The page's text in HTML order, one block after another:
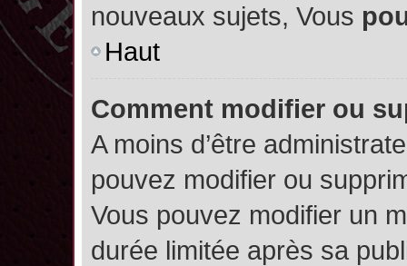
nouveaux sujets, Vous
Haut
Comment modifier ou
A moins d’être
pouvez modifier ou
Vous pouvez modifier un
durée limitée après sa